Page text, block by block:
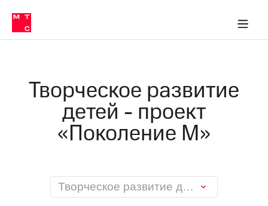
Медиа-центр
и акционерам
Устойчивое развитие
Комплаенс и деловая этика
компании
в МТС
История
компании
Правовая
информация
Пресс-
релизы
МТС
Творческое развитие
детей - проект
«Поколение М»
Творческое развитие детей - проект «Поколение М»